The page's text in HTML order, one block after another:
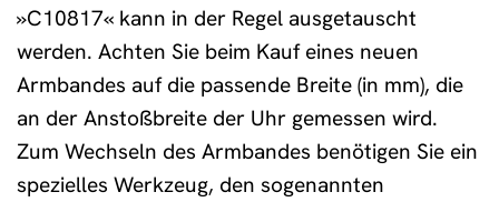
»C10817« kann in der Regel ausgetauscht
werden. Achten Sie beim Kauf eines neuen
Armbandes auf die passende Breite (in mm), die
an der Anstoßbreite der Uhr gemessen wird.
Zum Wechseln des Armbandes benötigen Sie ein
spezielles Werkzeug, den sogenannten